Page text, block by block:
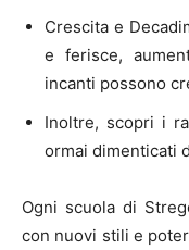
Crescita e
e ferisce,
incanti possono
Inoltre, scopri i
ormai dimenticati
Ogni scuola di
con nuovi stili e